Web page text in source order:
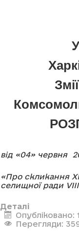
від «04»
«Про скликання Х
селищної ради VІII
Деталі
Опубліковано:
Перегляди: